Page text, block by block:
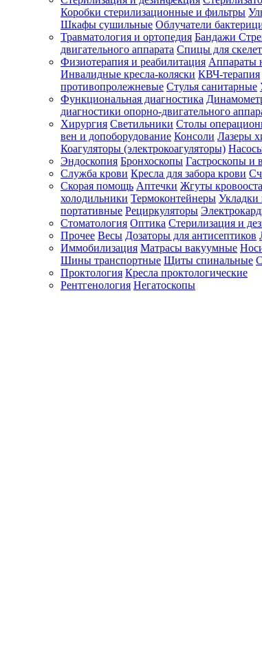
Зарегистрироваться
Зачем
регистрироваться?
Все
покупки
в
одном
месте
Личный
менеджер
Отслеживание
статуса
заказа
Коробки стерилизационные и фильтры
Шкафы сушильные Облучатели
Травматология и ортопедия Бандажи
двигательного аппарата Спицы для
Физиотерапия и реабилитация Аппараты
Инвалидные кресла-коляски КВЧ-терапия
противопролежневые Стулья санитарные
Функциональная диагностика
диагностики опорно-двигательного
Хирургия Светильники Столы
вен и допоборудование Консоли Лазеры
Коагуляторы (электрокоагуляторы)
Эндоскопия Бронхоскопы Гастроскопы и
Служба крови Кресла для забора крови
Скорая помощь Аптечки Жгуты
холодильники Термоконтейнеры Укладки
портативные Рециркуляторы
Стоматология Оптика Стерилизация и
Прочее Весы Дозаторы для антисептиков
Иммобилизация Матрасы вакуумные
Шины транспортные Щиты спинальные
Проктология Кресла проктологические
Рентгенология Негатоскопы